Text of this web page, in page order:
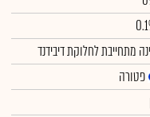
מתחייבת לחלוקת דיבידנד
פטורה